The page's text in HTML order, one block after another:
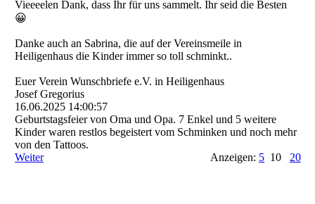
Vieeeelen Dank, dass Ihr für uns sammelt. Ihr seid die Besten
😀
Danke auch an Sabrina, die auf der Vereinsmeile in
Heiligenhaus die Kinder immer so toll schminkt..
Euer Verein Wunschbriefe e.V. in Heiligenhaus
Josef Gregorius
16.06.2025 14:00:57
Geburtstagsfeier von Oma und Opa. 7 Enkel und 5 weitere
Kinder waren restlos begeistert vom Schminken und noch mehr
von den Tattoos.
Weiter
Anzeigen: 5 10 20